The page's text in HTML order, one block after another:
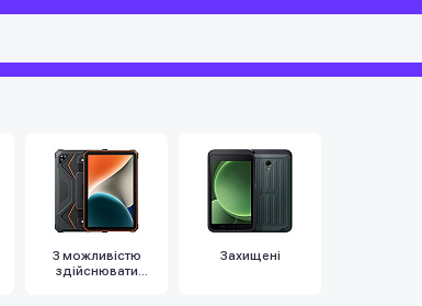
З можливістю
здійснювати
Захищені